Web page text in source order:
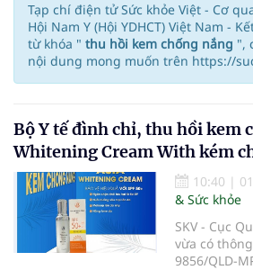
Tạp chí điện tử Sức khỏe Việt - Cơ
Hội Nam Y (Hội YDHCT) Việt Nam -
từ khóa " thu hồi kem chống nắng ",
nội dung mong muốn trên https://
Bộ Y tế đình chỉ, thu hồi kem
Whitening Cream With kém
10:40 |
& Sức khỏe
SKV - Cục
vừa có
9856/QLD-